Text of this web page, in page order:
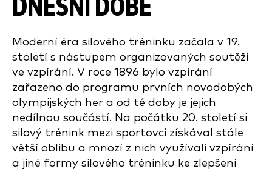
DNEŠNÍ DOBĚ
Moderní éra silového tréninku začala v 19.
století s nástupem organizovaných soutěží
ve vzpírání. V roce 1896 bylo vzpírání
zařazeno do programu prvních novodobých
olympijských her a od té doby je jejich
nedílnou součástí. Na počátku 20. století si
silový trénink mezi sportovci získával stále
větší oblibu a mnozí z nich využívali vzpírání
a jiné formy silového tréninku ke zlepšení